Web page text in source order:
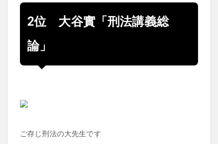
2位 大谷實「刑法講義総
論」
ご存じ刑法の大先生です